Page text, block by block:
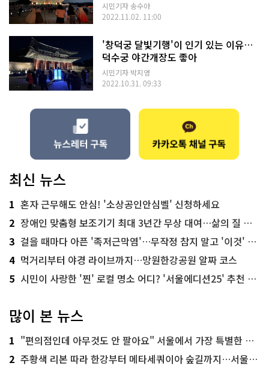
시민기자 송수아
2022.11.02. 11:00
'창덕궁 달빛기행'이 인기 있는 이유…
덕수궁 야간개장도 좋아
시민기자 박지영
2022.10.31. 09:33
최신 뉴스
1 혼자 근무해도 안심! '소상공인안심벨' 신청하세요
2 장애인 맞춤형 보조기기 최대 3년간 무상 대여…삶의 질 높인다
3 걸을 때마다 아픈 '족저근막염'…무작정 참지 말고 '이것' 해보세요!
4 먹거리부터 야경 라이브까지…망원한강공원 알짜 코스
5 시민이 사랑한 '찐' 로컬 명소 어디? '서울에디션25' 추천 코스
많이 본 뉴스
1 "편의점인데 아무것도 안 팔아요" 서울에서 가장 특별한 편의점의 정체
2 주황색 리본 따라 한강부터 메타세쿼이아 숲길까지…서울둘레길 15코스